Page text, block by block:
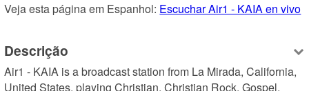
Veja esta página em Espanhol: Escuchar Air1 - KAIA en vivo
Descrição
Air1 - KAIA is a broadcast station from La Mirada, California,
United States, playing Christian, Christian Rock, Gospel.